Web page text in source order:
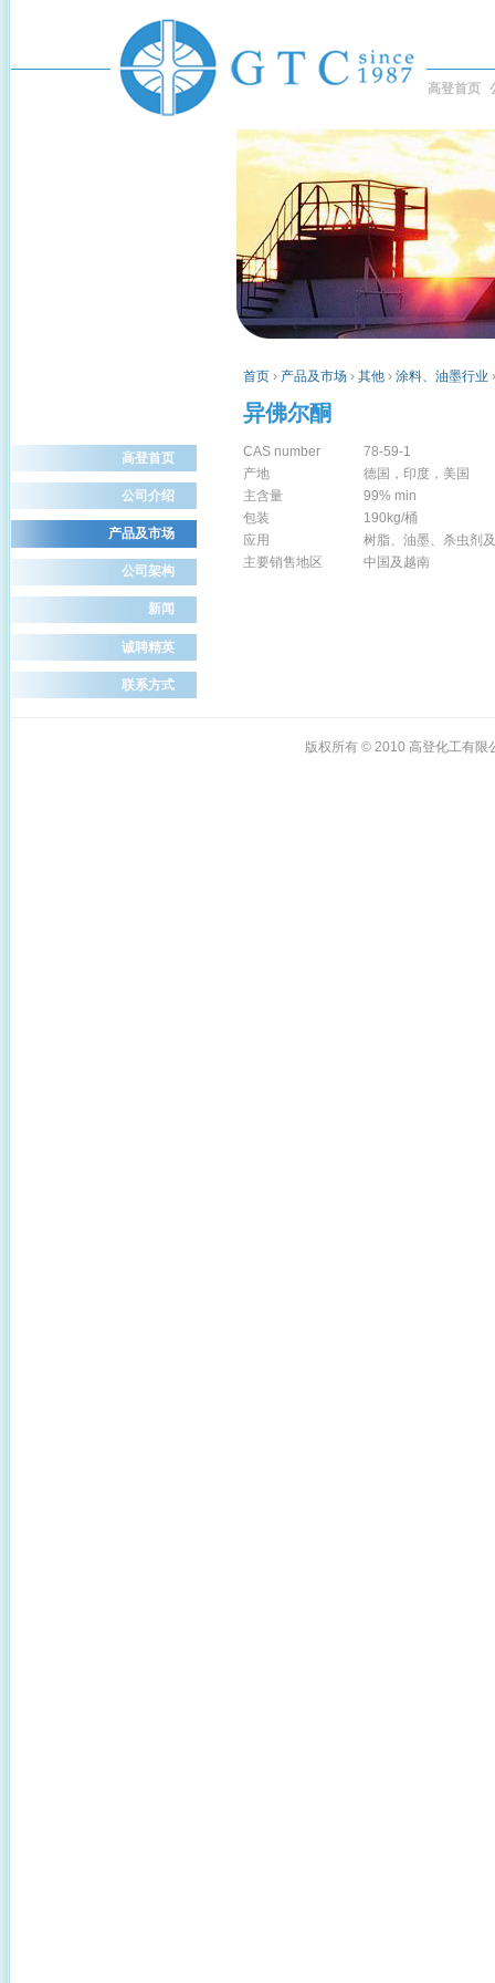
高登首页
首页 › 产品及市场 › 其他 › 涂料、油墨行业 ›
异佛尔酮
CAS number
78-59-1
产地
德国，印度，美国
主含量
99% min
包装
190kg/桶
应用
树脂、油墨、杀虫剂
主要销售地区
中国及越南
高登首页
公司介绍
产品及市场
公司架构
新闻
诚聘精英
联系方式
版权所有 © 2010 高登化工有限